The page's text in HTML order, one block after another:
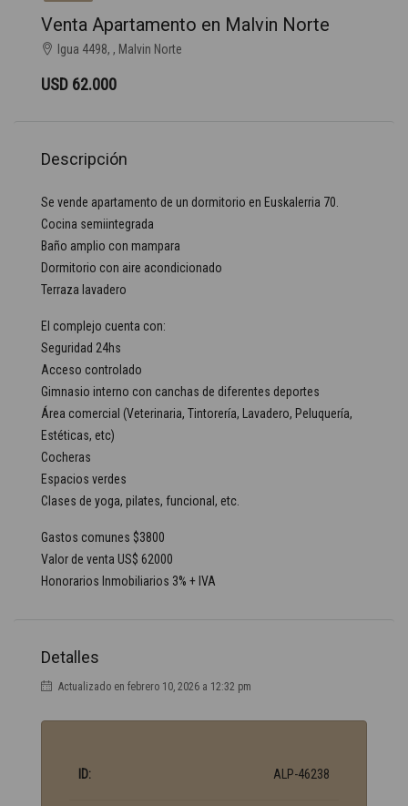
Venta Apartamento en Malvin Norte
Igua 4498, , Malvin Norte
USD 62.000
Descripción
Se vende apartamento de un dormitorio en Euskalerria 70.
Cocina semiintegrada
Baño amplio con mampara
Dormitorio con aire acondicionado
Terraza lavadero
El complejo cuenta con:
Seguridad 24hs
Acceso controlado
Gimnasio interno con canchas de diferentes deportes
Área comercial (Veterinaria, Tintorería, Lavadero, Peluquería,
Estéticas, etc)
Cocheras
Espacios verdes
Clases de yoga, pilates, funcional, etc.
Gastos comunes $3800
Valor de venta US$ 62000
Honorarios Inmobiliarios 3% + IVA
Detalles
Actualizado en febrero 10, 2026 a 12:32 pm
ID: ALP-46238